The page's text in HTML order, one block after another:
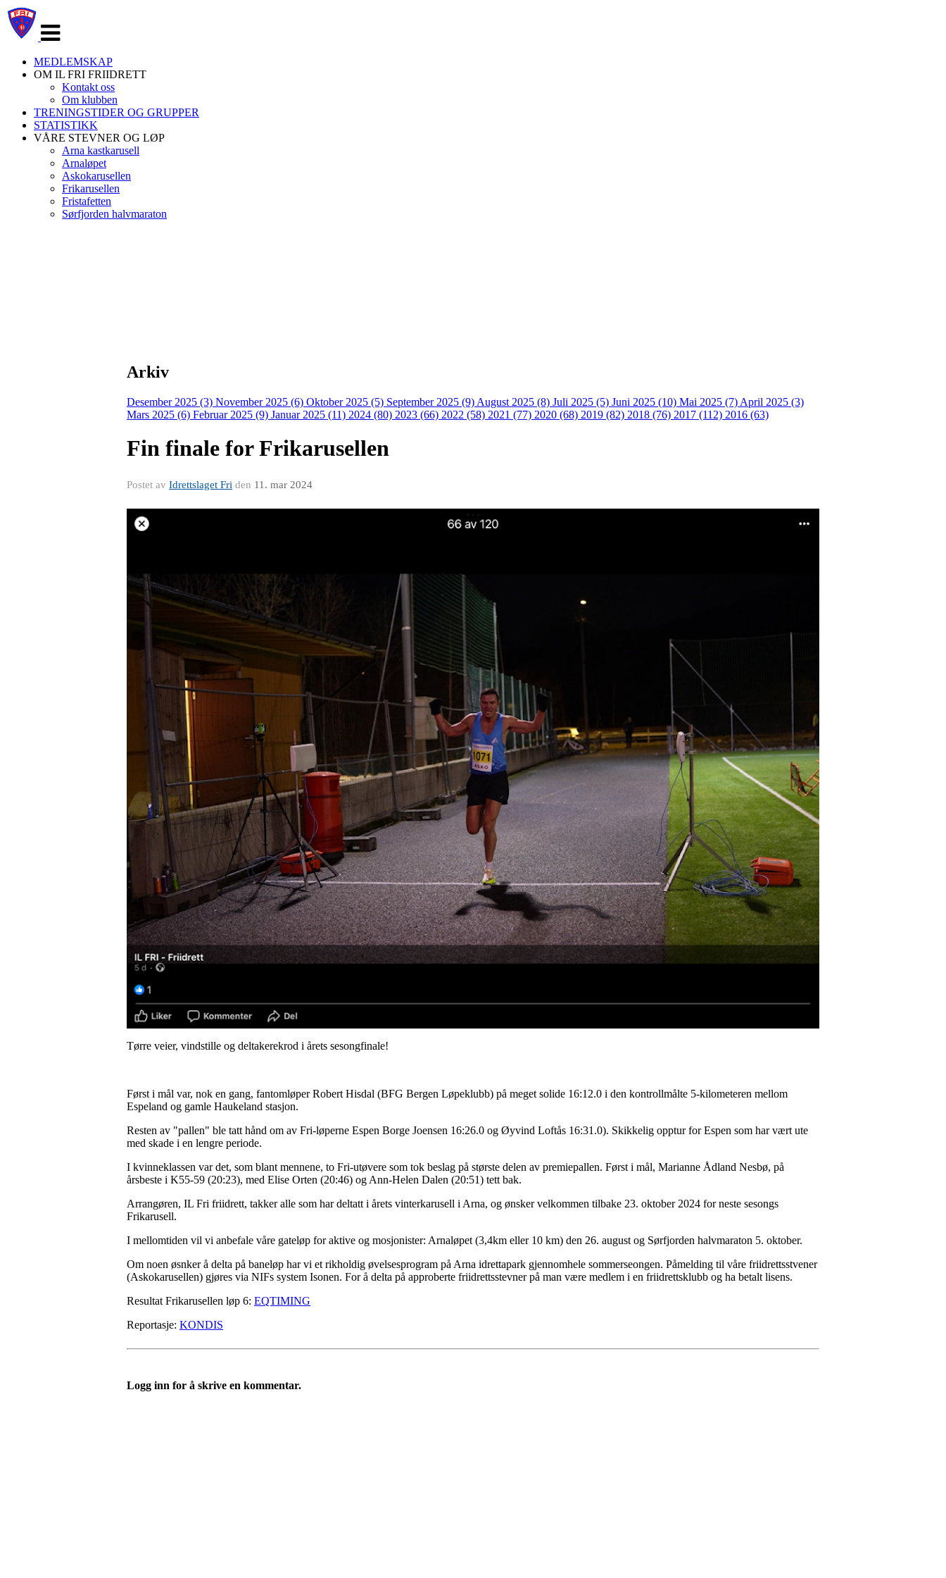
navigasjon
MEDLEMSKAP
OM IL FRI FRIIDRETT
Kontakt oss
Om klubben
TRENINGSTIDER OG GRUPPER
STATISTIKK
VÅRE STEVNER OG LØP
Arna kastkarusell
Arnaløpet
Askokarusellen
Frikarusellen
Fristafetten
Sørfjorden halvmaraton
Arkiv
Desember 2025 (3) November 2025 (6) Oktober 2025 (5) September 2025 (9) August 2025 (8) Juli 2025 (5) Juni 2025 (10) Mai 2025 (7) April 2025 (3)
Mars 2025 (6) Februar 2025 (9) Januar 2025 (11) 2024 (80) 2023 (66) 2022 (58) 2021 (77) 2020 (68) 2019 (82) 2018 (76) 2017 (112) 2016 (63)
Fin finale for Frikarusellen
Postet av Idrettslaget Fri den 11. mar 2024
Tørre veier, vindstille og deltakerekrod i årets sesongfinale!
Først i mål var, nok en gang, fantomløper Robert Hisdal (BFG Bergen Løpeklubb) på meget solide 16:12.0 i den kontrollmålte 5-kilometeren mellom
Espeland og gamle Haukeland stasjon.
Resten av "pallen" ble tatt hånd om av Fri-løperne Espen Borge Joensen 16:26.0 og Øyvind Loftås 16:31.0). Skikkelig opptur for Espen som har vært ute
med skade i en lengre periode.
I kvinneklassen var det, som blant mennene, to Fri-utøvere som tok beslag på største delen av premiepallen. Først i mål, Marianne Ådland Nesbø, på
årsbeste i K55-59 (20:23), med Elise Orten (20:46) og Ann-Helen Dalen (20:51) tett bak.
Arrangøren, IL Fri friidrett, takker alle som har deltatt i årets vinterkarusell i Arna, og ønsker velkommen tilbake 23. oktober 2024 for neste sesongs
Frikarusell.
I mellomtiden vil vi anbefale våre gateløp for aktive og mosjonister: Arnaløpet (3,4km eller 10 km) den 26. august og Sørfjorden halvmaraton 5. oktober.
Om noen øsnker å delta på baneløp har vi et rikholdig øvelsesprogram på Arna idrettapark gjennomhele sommerseongen. Påmelding til våre friidrettsstvener
(Askokarusellen) gjøres via NIFs system Isonen. For å delta på approberte friidrettsstevner på man være medlem i en friidrettsklubb og ha betalt lisens.
Resultat Frikarusellen løp 6: EQTIMING
Reportasje: KONDIS
Logg inn for å skrive en kommentar.